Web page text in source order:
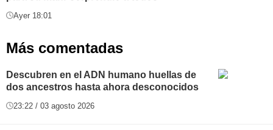
Ayer 18:01
Más comentadas
Descubren en el ADN humano huellas de
dos ancestros hasta ahora desconocidos
23:22 / 03 agosto 2026